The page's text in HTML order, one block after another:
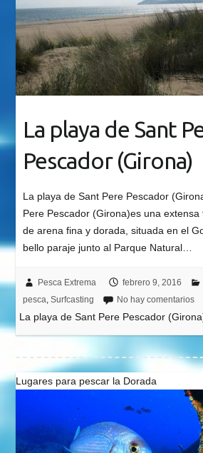
La playa de Sant
Pescador (Girona)
La playa de Sant Pere Pescador
Pere Pescador (Girona)es una
de arena fina y dorada, situada en el
bello paraje junto al Parque Natural…
Pesca Extrema febrero 9, 2016
pesca, Surfcasting No hay comentarios
La playa de Sant Pere Pescador
Lugares para pescar la Dorada